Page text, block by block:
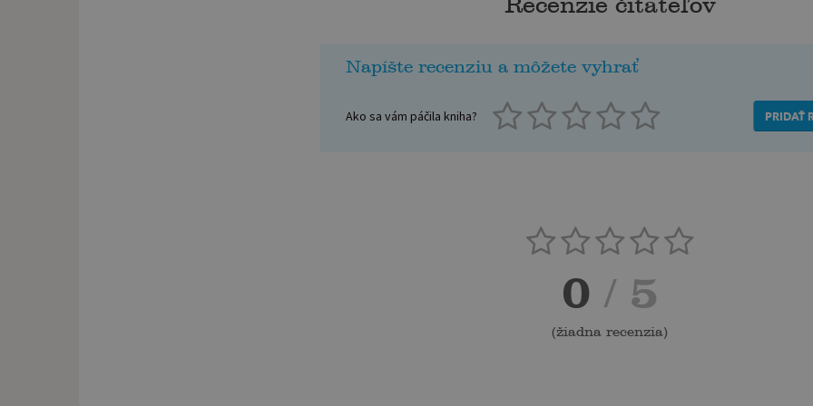
Napíšte recenziu a môžete vyhrať
Ako sa vám páčila kniha? PRIDAŤ
0 / 5
(žiadna recenzia)